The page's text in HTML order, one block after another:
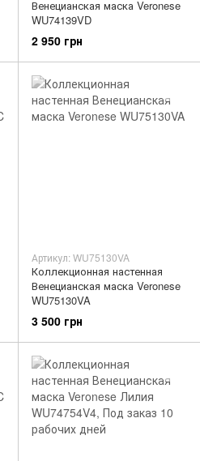
Венецианская маска Veronese
WU74139VD
2 950 грн
Артикул: WU75130VA
Коллекционная настенная
Венецианская маска Veronese
WU75130VA
3 500 грн